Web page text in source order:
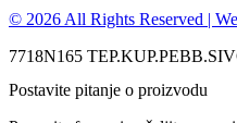
© 2026 All Rights Reserved |
7718N165
Postavite pitanje o proizvodu